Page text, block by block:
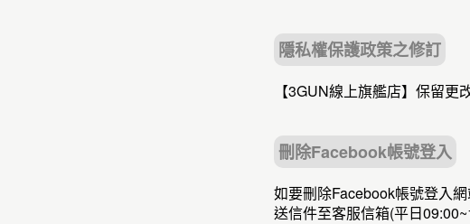
隱私權保護政策之修訂
【3GUN線上旗艦店】保留
刪除Facebook帳號登入
如要刪除Facebook帳號登入
送信件至客服信箱(平日